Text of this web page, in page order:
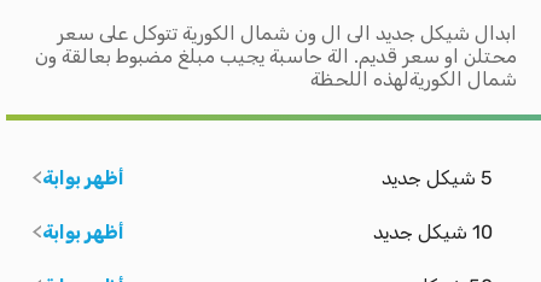
ابدال شيكل جديد الى ال ون شمال الكورية تتوكل على سعر
محتلن او سعر قديم. الة حاسبة يجيب مبلغ مضبوط بعالقة ون
شمال الكوريةلهذه اللحظة
5 شيكل جديد أظهر بوابة
10 شيكل جديد أظهر بوابة